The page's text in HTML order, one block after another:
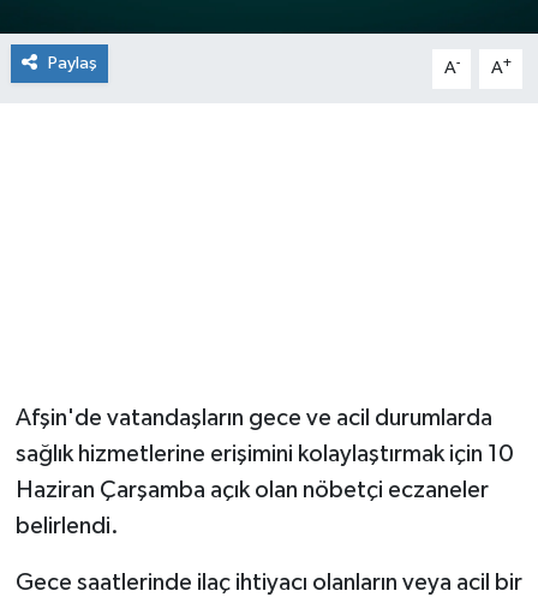
Paylaş A- A+
Afşin'de vatandaşların gece ve acil durumlarda
sağlık hizmetlerine erişimini kolaylaştırmak için 10
Haziran Çarşamba açık olan nöbetçi eczaneler
belirlendi.
Gece saatlerinde ilaç ihtiyacı olanların veya acil bir